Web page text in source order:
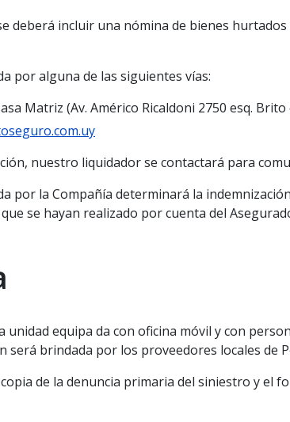
deberá incluir una nómina de bienes
por alguna de las siguientes vías:
Matriz (Av. Américo Ricaldoni 2750 esq. Brito
nuestro liquidador se contactará para
por la Compañía determinará la
se hayan realizado por cuenta del
unidad equipa da con oficina móvil y con
será brindada por los proveedores locales de
de la denuncia primaria del siniestro y el